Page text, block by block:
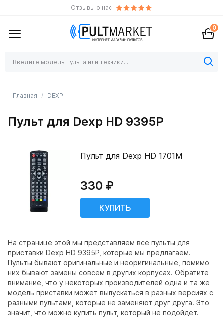
Отзывы о нас
0
Главная DEXP
Пульт для Dexp HD 9395P
На странице этой мы представляем все пульты для
приставки Dexp HD 9395P, которые мы предлагаем.
Пульты бывают оригинальные и неоригинальные, помимо
них бывают замены совсем в других корпусах. Обратите
внимание, что у некоторых производителей одна и та же
модель приставки может выпускаться в разных версиях с
разными пультами, которые не заменяют друг друга. Это
значит, что можно купить пульт, который не подойдет.
Пульт для Dexp HD 1701M
330 ₽